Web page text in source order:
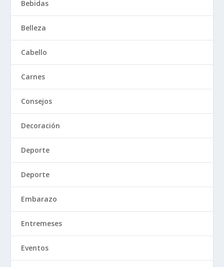
Bebidas
Belleza
Cabello
Carnes
Consejos
Decoración
Deporte
Deporte
Embarazo
Entremeses
Eventos